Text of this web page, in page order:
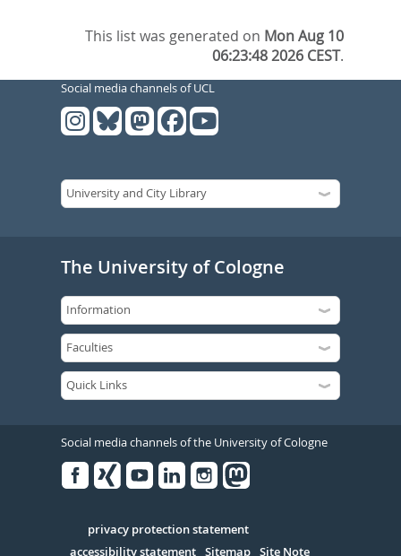
This list was generated on Mon Aug 10
06:23:48 2026 CEST.
Social media channels of UCL
The University of Cologne
Social media channels of the University of Cologne
Serivce
privacy protection statement
accessibility statement Sitemap Site Note